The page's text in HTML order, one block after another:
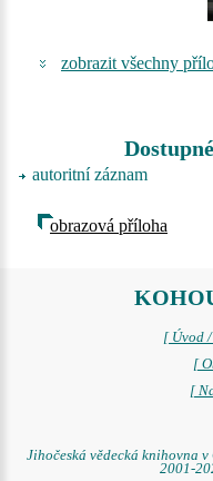
zobrazit všechny
autoritní záznam
obrazová příloha
[ Úvod
[
[
Jihočeská vědecká knihovna
2001-